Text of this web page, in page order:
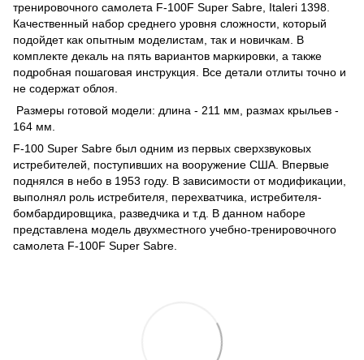
тренировочного самолета F-100F Super Sabre, Italeri 1398.
Качественный набор среднего уровня сложности, который
подойдет как опытным моделистам, так и новичкам. В
комплекте декаль на пять вариантов маркировки, а также
подробная пошаговая инструкция. Все детали отлиты точно и
не содержат облоя.
Размеры готовой модели: длина - 211 мм, размах крыльев -
164 мм.
F-100 Super Sabre был одним из первых сверхзвуковых
истребителей, поступивших на вооружение США. Впервые
поднялся в небо в 1953 году. В зависимости от модификации,
выполнял роль истребителя, перехватчика, истребителя-
бомбардировщика, разведчика и т.д. В данном наборе
представлена модель двухместного учебно-тренировочного
самолета F-100F Super Sabre.